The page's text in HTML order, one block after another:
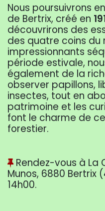
Nous poursuivrons
de Bertrix, créé en
découvrirons des
des quatre coins du
impressionnants
période estivale,
également de la
observer papillons,
insectes, tout en
patrimoine et les
font le charme de
forestier.
Rendez-vous à La
Munos, 6880 Bertrix (
14h00.